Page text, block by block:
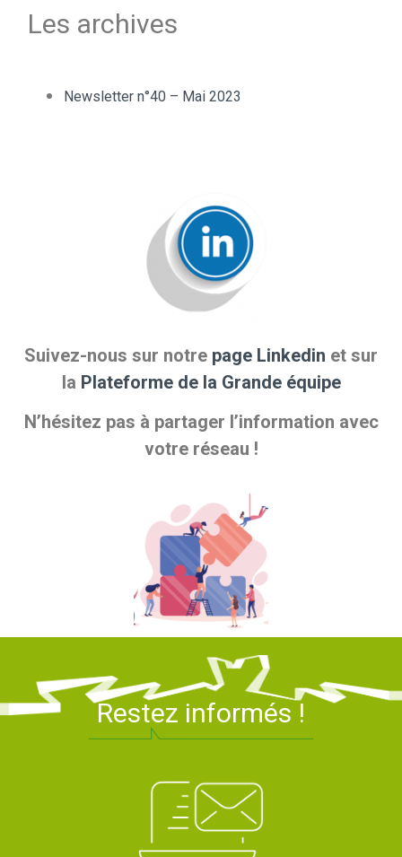
Les archives
Newsletter n°40 – Mai 2023
Suivez-nous sur notre page Linkedin et sur
la Plateforme de la Grande équipe
N’hésitez pas à partager l’information avec
votre réseau !
Restez informés !